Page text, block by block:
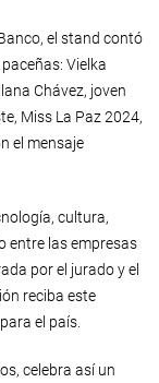
el stand contó
Vielka
Chávez, joven
Miss La Paz 2024,
el mensaje
cultura,
entre las empresas
por el jurado y el
reciba este
el país.
celebra así un